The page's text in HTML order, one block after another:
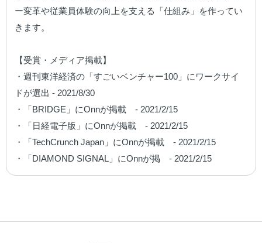
ー変革や従業員体験の向上を支える「仕組み」を作ってい
きます。
【受賞・メディア掲載】
・週刊東洋経済の「すごいベンチャー100」にワークサイ
ドが選出 - 2021/8/30
・「BRIDGE」にOnnが掲載　- 2021/2/15
・「日経電子版」にOnnが掲載　- 2021/2/15
・「TechCrunch Japan」にOnnが掲載　- 2021/2/15
・「DIAMOND SIGNAL」にOnnが掲　- 2021/2/15